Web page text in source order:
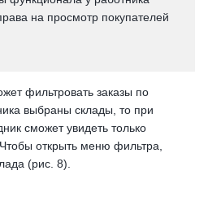
на просмотр покупателей
фильтровать заказы по
выбраны склады, то при
сможет увидеть только
открыть меню фильтра,
(рис. 8).